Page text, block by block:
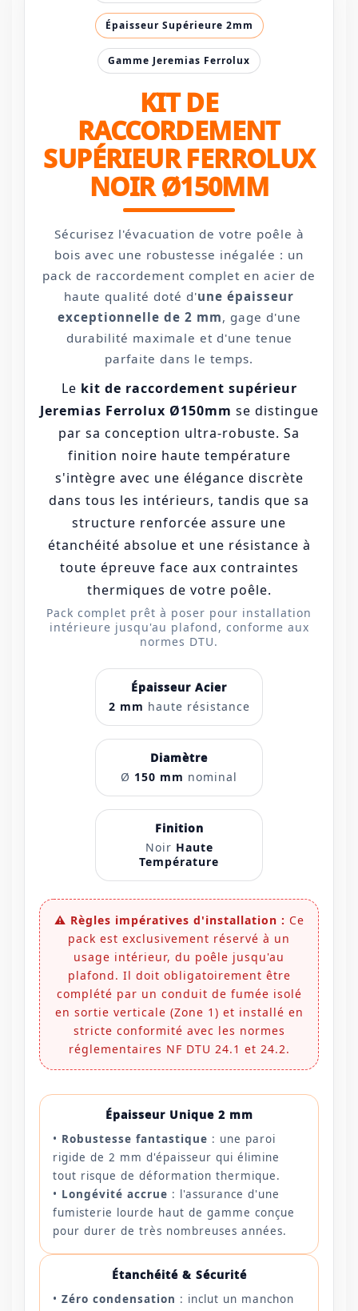
Épaisseur Supérieure 2mm
Gamme Jeremias Ferrolux
KIT DE
RACCORDEMENT
SUPÉRIEUR FERROLUX
NOIR Ø150MM
Sécurisez l'évacuation de votre poêle à
bois avec une robustesse inégalée : un
pack de raccordement complet en acier de
haute qualité doté d'une épaisseur
exceptionnelle de 2 mm, gage d'une
durabilité maximale et d'une tenue
parfaite dans le temps.
Le kit de raccordement supérieur
Jeremias Ferrolux Ø150mm se distingue
par sa conception ultra-robuste. Sa
finition noire haute température
s'intègre avec une élégance discrète
dans tous les intérieurs, tandis que sa
structure renforcée assure une
étanchéité absolue et une résistance à
toute épreuve face aux contraintes
thermiques de votre poêle.
Pack complet prêt à poser pour installation
intérieure jusqu'au plafond, conforme aux
normes DTU.
Épaisseur Acier
2 mm haute résistance
Diamètre
Ø 150 mm nominal
Finition
Noir Haute
Température
⚠️ Règles impératives d'installation : Ce
pack est exclusivement réservé à un
usage intérieur, du poêle jusqu'au
plafond. Il doit obligatoirement être
complété par un conduit de fumée isolé
en sortie verticale (Zone 1) et installé en
stricte conformité avec les normes
réglementaires NF DTU 24.1 et 24.2.
Épaisseur Unique 2 mm
• Robustesse fantastique : une paroi
rigide de 2 mm d'épaisseur qui élimine
tout risque de déformation thermique.
• Longévité accrue : l'assurance d'une
fumisterie lourde haut de gamme conçue
pour durer de très nombreuses années.
Étanchéité & Sécurité
• Zéro condensation : inclut un manchon